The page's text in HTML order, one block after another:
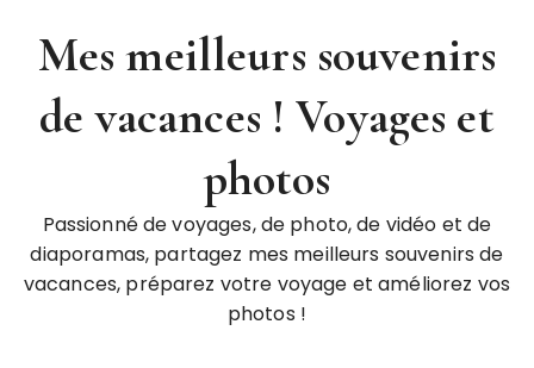
Mes meilleurs souvenirs
de vacances ! Voyages et
photos
Passionné de voyages, de photo, de vidéo et de
diaporamas, partagez mes meilleurs souvenirs de
vacances, préparez votre voyage et améliorez vos
photos !